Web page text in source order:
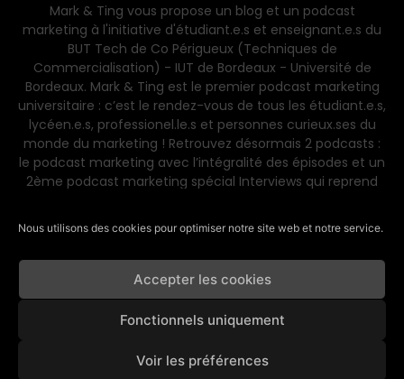
Nous utilisons des cookies pour optimiser notre site web et notre service.
Accepter les cookies
Fonctionnels uniquement
Voir les préférences
Mark & Ting vous propose un blog et un podcast
marketing à l'initiative d'étudiant.e.s et enseignant.e.s du
BUT Tech de Co Périgueux (Techniques de
Commercialisation) - IUT de Bordeaux - Université de
Bordeaux. Mark & Ting est le premier podcast marketing
universitaire : c’est le rendez-vous de tous les étudiant.e.s,
lycéen.e.s, professionel.le.s et personnes curieux.ses du
monde du marketing ! Retrouvez désormais 2 podcasts :
le podcast marketing avec l’intégralité des épisodes et un
2ème podcast marketing spécial Interviews qui reprend
Contactez-nous :contact@mark-et-ting.com
SUIVEZ-NOUS